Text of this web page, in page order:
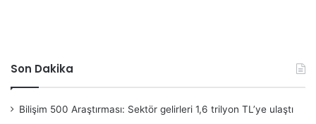
Son Dakika
Bilişim 500 Araştırması: Sektör gelirleri 1,6 trilyon TL’ye ulaştı